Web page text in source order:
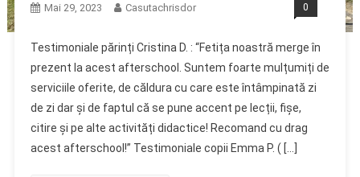
Mai 29, 2023 Casutachrisdor 0
Testimoniale părinți Cristina D. : “Fetița noastră merge în
prezent la acest afterschool. Suntem foarte mulțumiți de
serviciile oferite, de căldura cu care este întâmpinată zi
de zi dar și de faptul că se pune accent pe lecții, fișe,
citire și pe alte activități didactice! Recomand cu drag
acest afterschool!” Testimoniale copii Emma P. ( […]